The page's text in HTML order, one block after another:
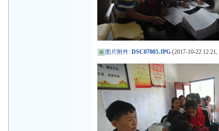
图片附件:DSC07005.JPG (2017-10-22